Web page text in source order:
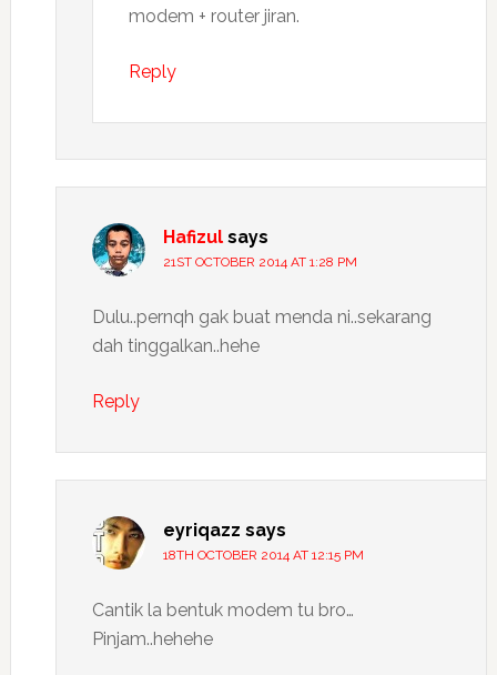
modem + router jiran.
Reply
Hafizul says
21ST OCTOBER 2014 AT 1:28 PM
Dulu..pernqh gak buat menda ni..sekarang
dah tinggalkan..hehe
Reply
eyriqazz says
18TH OCTOBER 2014 AT 12:15 PM
Cantik la bentuk modem tu bro…
Pinjam..hehehe